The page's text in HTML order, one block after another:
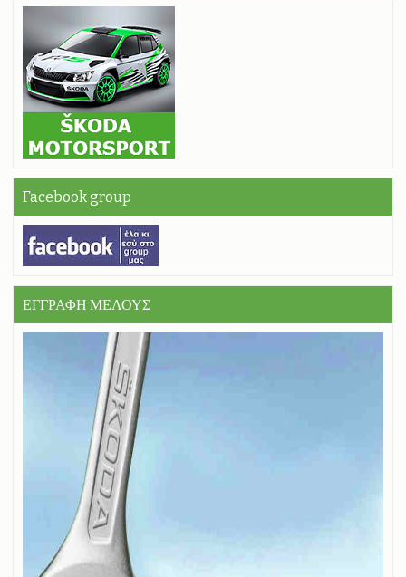
Facebook group
ΕΓΓΡΑΦΗ ΜΕΛΟΥΣ